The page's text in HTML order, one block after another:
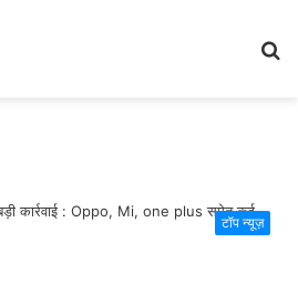
टॉप न्यूज़